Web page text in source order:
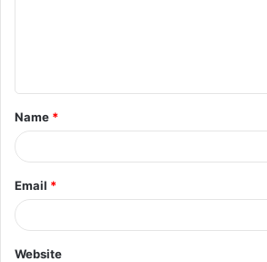
t
*
Name *
Email *
Website